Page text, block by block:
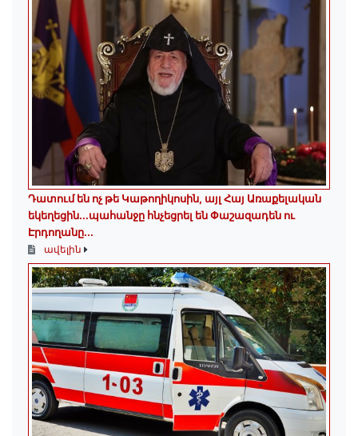
Դատում են ոչ թե Կաթողիկոսին, այլ Հայ Առաքելական
եկեղեցին․․․պահանջը հնչեցրել են Փաշազադեն ու
Էրդողանը․․․
ավելին